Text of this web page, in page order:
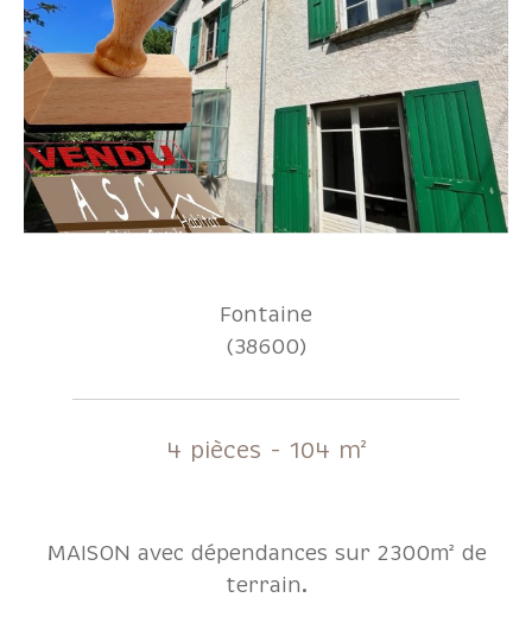
Fontaine
(38600)
4 pièces - 104 m²
MAISON avec dépendances sur 2300m² de
terrain.